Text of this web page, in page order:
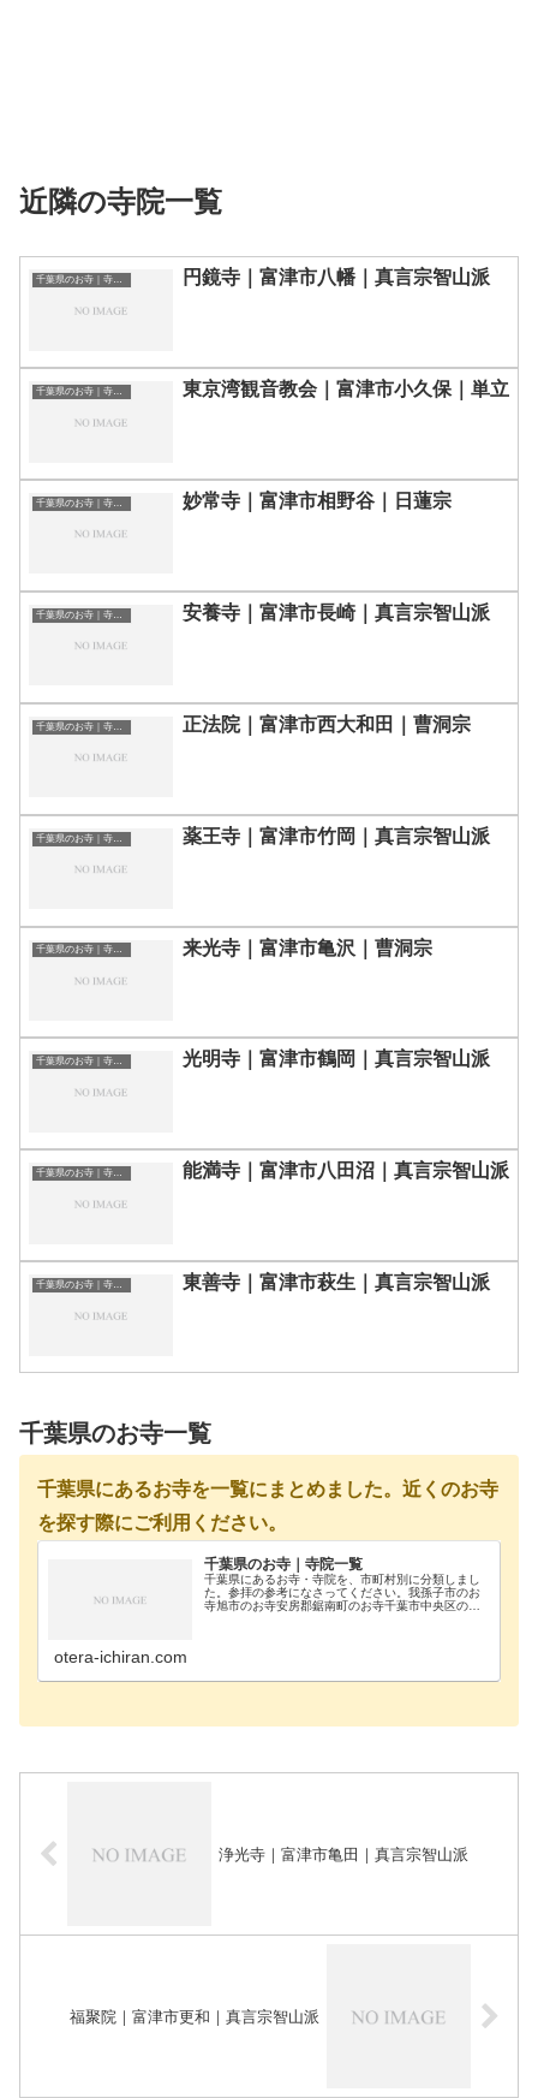
近隣の寺院一覧
千葉県のお寺｜寺院一覧 円鏡寺｜富津市八幡｜真言宗智山派
千葉県のお寺｜寺院一覧 東京湾観音教会｜富津市小久保｜単立
千葉県のお寺｜寺院一覧 妙常寺｜富津市相野谷｜日蓮宗
千葉県のお寺｜寺院一覧 安養寺｜富津市長崎｜真言宗智山派
千葉県のお寺｜寺院一覧 正法院｜富津市西大和田｜曹洞宗
千葉県のお寺｜寺院一覧 薬王寺｜富津市竹岡｜真言宗智山派
千葉県のお寺｜寺院一覧 来光寺｜富津市亀沢｜曹洞宗
千葉県のお寺｜寺院一覧 光明寺｜富津市鶴岡｜真言宗智山派
千葉県のお寺｜寺院一覧 能満寺｜富津市八田沼｜真言宗智山派
千葉県のお寺｜寺院一覧 東善寺｜富津市萩生｜真言宗智山派
千葉県のお寺一覧
千葉県にあるお寺を一覧にまとめました。近くのお寺
を探す際にご利用ください。
千葉県のお寺｜寺院一覧
千葉県にあるお寺・寺院を、市町村別に分類しまし
た。参拝の参考になさってください。我孫子市のお
寺旭市のお寺安房郡鋸南町のお寺千葉市中央区のお
otera-ichiran.com
浄光寺｜富津市亀田｜真言宗智山派
福聚院｜富津市更和｜真言宗智山派